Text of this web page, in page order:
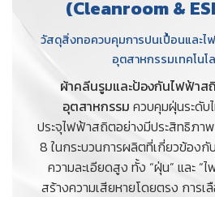
(Cleanroom &
วัสดุสิ่งทอควบคุมการปนเปื้อนและไ
อุตสาหกรรมเทคโน
ผ้าคลีนรูมและป้องกันไฟฟ้าส
อุตสาหกรรม ควบคุมฝุ่นระดับ
ประจุไฟฟ้าสถิตอย่างมีประสิทธิภา
8 ในกระบวนการผลิตที่เกี่ยวข้อง
ความละเอียดสูง ทั้ง “ฝุ่น” และ
สร้างความเสียหายโดยตรง การเ